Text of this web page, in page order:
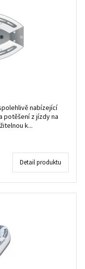
nabízející
z jízdy na
k...
Detail produktu